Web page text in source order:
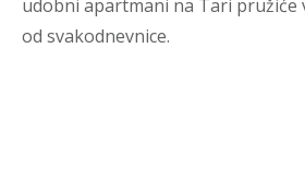
udobni apartmani na Tari pružiće
od svakodnevnice.